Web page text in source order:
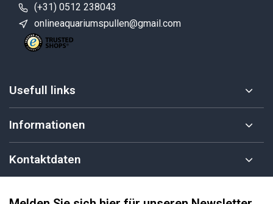
(+31) 0512 238043
onlineaquariumspullen@gmail.com
Usefull links
Informationen
Kontaktdaten